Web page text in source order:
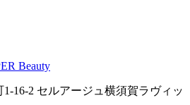
1-16-2 セルアージュ横須賀ラヴィッ